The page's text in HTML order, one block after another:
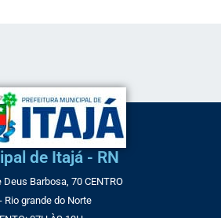
de Itajá - RN
Barbosa, 70 CENTRO
Rio grande do Norte